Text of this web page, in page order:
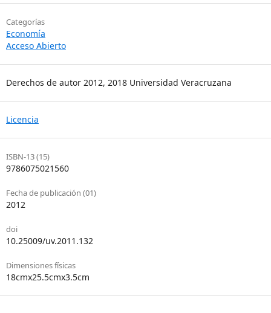
Categorías
Economía
Acceso Abierto
Derechos de autor 2012, 2018 Universidad Veracruzana
Licencia
ISBN-13 (15)
9786075021560
Fecha de publicación (01)
2012
doi
10.25009/uv.2011.132
Dimensiones físicas
18cmx25.5cmx3.5cm